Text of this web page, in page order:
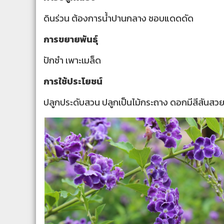
ดินร่วน ต้องการน้ำปานกลาง ชอบแดดดัด
การขยายพันธุ์
ปักชำ เพาะเมล็ด
การใช้ประโยชน์
ปลูกประดับสวน ปลูกเป็นไม้กระถาง ดอกมีสีสันสว